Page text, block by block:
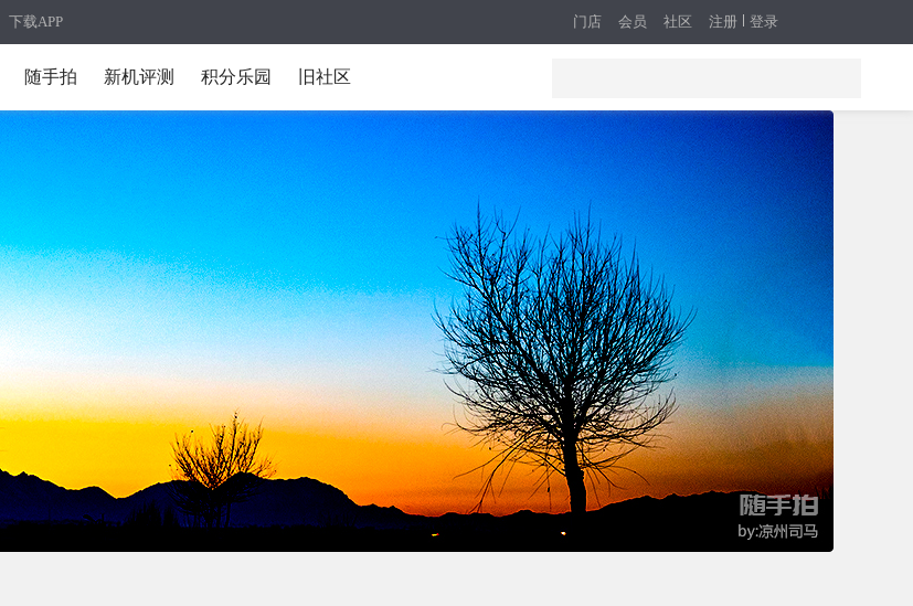
下载APP 注册 登录
门店 会员 社区
随手拍 新机评测 积分乐园 旧社区